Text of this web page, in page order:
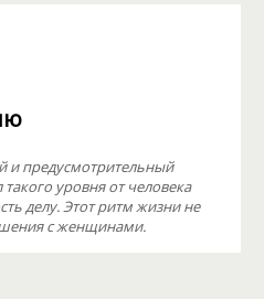
и предусмотрительный
уровня от человека
делу. Этот ритм жизни не
с женщинами.